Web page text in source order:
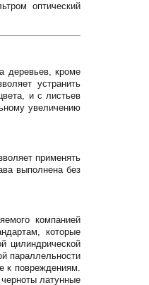
оптический
деревьев, кроме
устранить
и с листьев
увеличению
применять
выполнена без
компанией
которые
цилиндрической
параллельности
к повреждениям.
латунные